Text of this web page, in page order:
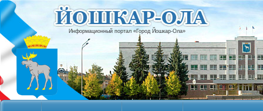
Информационный портал «Город Йошкар-Ола»